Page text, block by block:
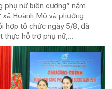
phụ nữ biên cương” năm
Hoành Mô và phường
hợp tổ chức ngày 5/8, đã
thực hỗ trợ phụ nữ,...